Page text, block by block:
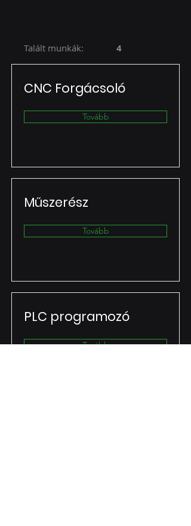
Talált munkák: 4
CNC Forgácsoló
Tovább
Műszerész
Tovább
PLC programozó
Tovább